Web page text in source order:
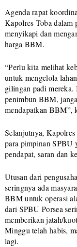
Agenda rapat
Kapolres Toba dalam
menyikapi dan
harga BBM.
“Perlu kita melihat
untuk mengelola
gilingan padi mereka.
penimbun BBM,
mendapatkan BBM”,
Selanjutnya, Kapolres
para pimpinan SPBU
pendapat, saran dan
Utusan dari
seringnya ada
BBM untuk operasi
dari SPBU Porsea
memberikan jatah/
Minggu telah habis,
lagi.